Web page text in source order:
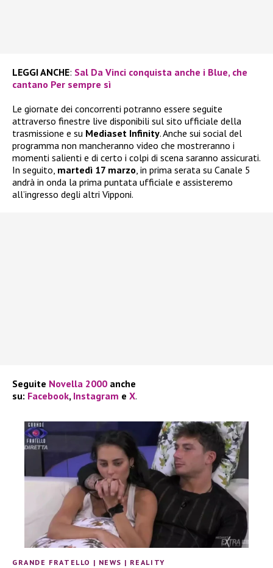
LEGGI ANCHE: Sal Da Vinci conquista anche i Blue, che
cantano Per sempre sì
Le giornate dei concorrenti potranno essere seguite
attraverso finestre live disponibili sul sito ufficiale della
trasmissione e su Mediaset Infinity. Anche sui social del
programma non mancheranno video che mostreranno i
momenti salienti e di certo i colpi di scena saranno assicurati.
In seguito, martedì 17 marzo, in prima serata su Canale 5
andrà in onda la prima puntata ufficiale e assisteremo
all’ingresso degli altri Vipponi.
Seguite Novella 2000 anche
su: Facebook, Instagram e X.
GRANDE FRATELLO | NEWS | REALITY